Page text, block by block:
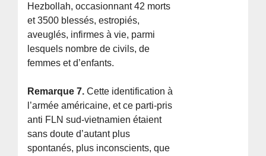
Hezbollah, occasionnant 42 morts
et 3500 blessés, estropiés,
aveuglés, infirmes à vie, parmi
lesquels nombre de civils, de
femmes et d’enfants.
Remarque 7.Cette identification à
l’armée américaine, et ce parti-pris
anti FLN sud-vietnamien étaient
sans doute d’autant plus
spontanés, plus inconscients, que